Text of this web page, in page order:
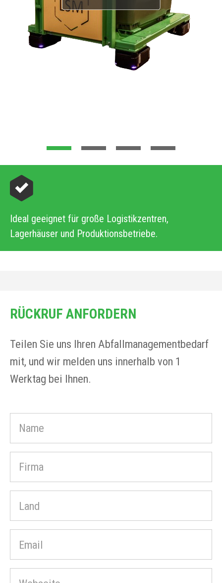
Ideal geeignet für große Logistikzentren,
Lagerhäuser und Produktionsbetriebe.
RÜCKRUF ANFORDERN
Teilen Sie uns Ihren Abfallmanagementbedarf
mit, und wir melden uns innerhalb von 1
Werktag bei Ihnen.